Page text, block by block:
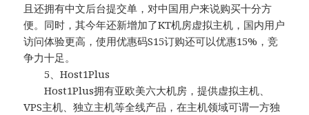
且还拥有中文后台提交单，对中国用户来说购买十分方
便。同时，其今年还新增加了KT机房虚拟主机，国内用户
访问体验更高，使用优惠码S15订购还可以优惠15%，竞
争力十足。
5、Host1Plus
Host1Plus拥有亚欧美六大机房，提供虚拟主机、
VPS主机、独立主机等全线产品，在主机领域可谓一方独